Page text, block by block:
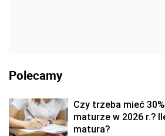
Polecamy
Czy trzeba mieć
maturze w 2026 r.?
matura?